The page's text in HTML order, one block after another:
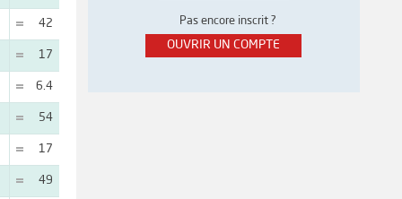
42
17
6.4
54
17
49
Pas encore inscrit ?
OUVRIR UN COMPTE